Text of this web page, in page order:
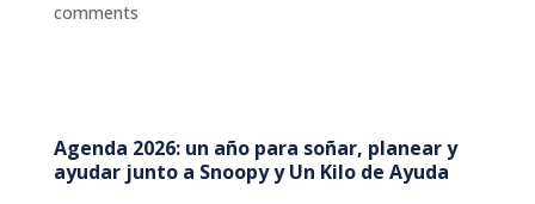
comments
Agenda 2026: un año para soñar, planear y
ayudar junto a Snoopy y Un Kilo de Ayuda